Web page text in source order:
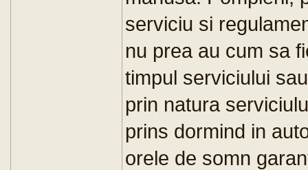
serviciu si
nu prea au cum sa
timpul serviciului
prin natura
prins dormind in
orele de somn